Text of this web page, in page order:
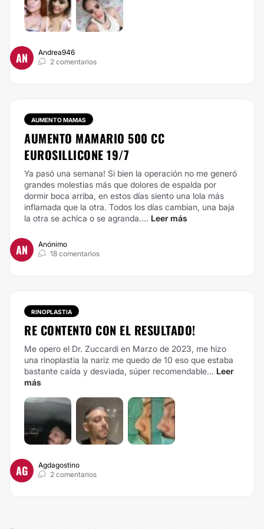
AN
Andrea946
2 comentarios
AUMENTO MAMAS
AUMENTO MAMARIO 500 CC
EUROSILLICONE 19/7
Ya pasó una semana! Si bien la operación no me generó
grandes molestias más que dolores de espalda por
dormir boca arriba, en estos días siento una lola más
inflamada que la otra. Todos los días cambian, una baja
la otra se achica o se agranda.... Leer más
AN
Anónimo
18 comentarios
RINOPLASTIA
RE CONTENTO CON EL RESULTADO!
Me opero el Dr. Zuccardi en Marzo de 2023, me hizo
una rinoplastia la nariz me quedo de 10 eso que estaba
bastante caída y desviada, súper recomendable... Leer
más
AG
Agdagostino
2 comentarios